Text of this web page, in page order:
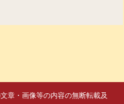
章・画像等の内容の無断転載及